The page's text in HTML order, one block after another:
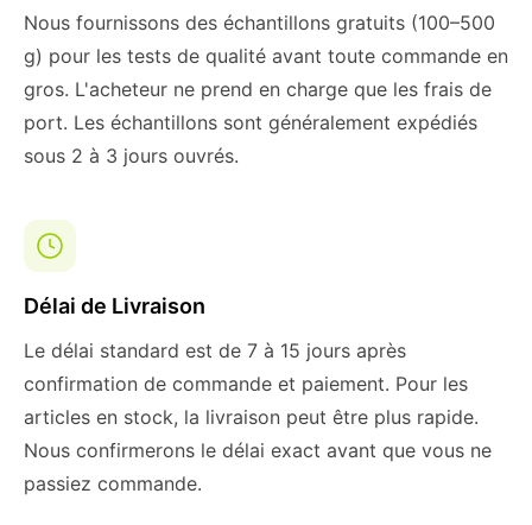
Nous fournissons des échantillons gratuits (100–500
g) pour les tests de qualité avant toute commande en
gros. L'acheteur ne prend en charge que les frais de
port. Les échantillons sont généralement expédiés
sous 2 à 3 jours ouvrés.
Délai de Livraison
Le délai standard est de 7 à 15 jours après
confirmation de commande et paiement. Pour les
articles en stock, la livraison peut être plus rapide.
Nous confirmerons le délai exact avant que vous ne
passiez commande.